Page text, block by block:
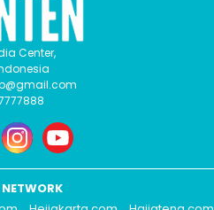
Center,